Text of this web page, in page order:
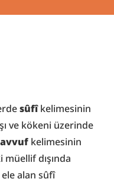
sûfî kelimesinin
ve kökeni üzerinde
kelimesinin
dışında
alan sûfî